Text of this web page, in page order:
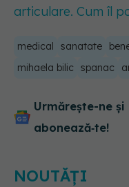
articulare. Cum îl
medical sanatate
mihaela bilic
spanac
Urmărește-ne și
abonează‑te!
NOUTĂȚI